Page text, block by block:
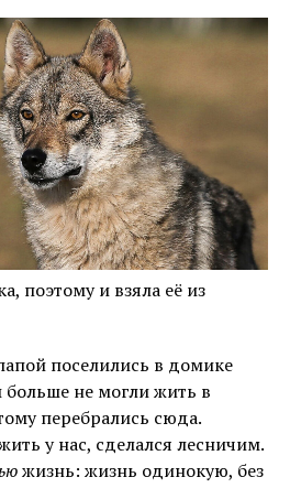
поэтому и взяла её из
поселились в домике
не могли жить в
перебрались сюда.
у нас, сделался лесничим.
жизнь: жизнь одинокую, без